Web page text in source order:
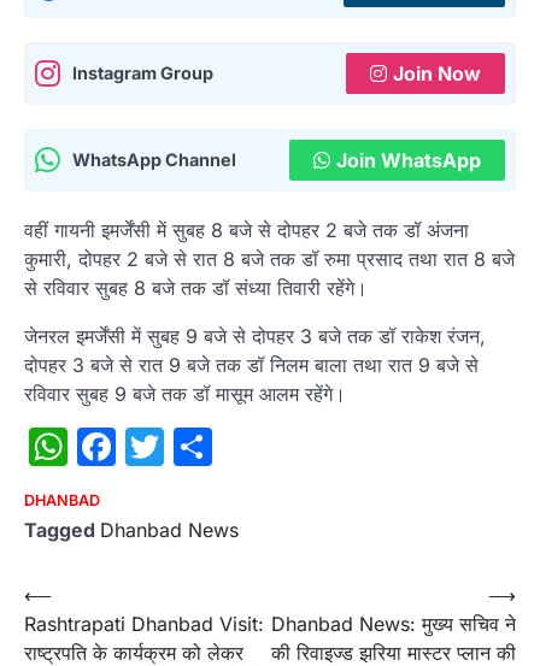
Instagram Group Join Now
WhatsApp Channel Join WhatsApp
वहीं गायनी इमर्जेंसी में सुबह 8 बजे से दोपहर 2 बजे तक डॉ अंजना
कुमारी, दोपहर 2 बजे से रात 8 बजे तक डॉ रुमा प्रसाद तथा रात 8 बजे
से रविवार सुबह 8 बजे तक डॉ संध्या तिवारी रहेंगे।
जेनरल इमर्जेंसी में सुबह 9 बजे से दोपहर 3 बजे तक डॉ राकेश रंजन,
दोपहर 3 बजे से रात 9 बजे तक डॉ निलम बाला तथा रात 9 बजे से
रविवार सुबह 9 बजे तक डॉ मासूम आलम रहेंगे।
WhatsApp
Facebook
Twitter
DHANBAD
Tagged Dhanbad News
Post
navigation
⟵
Rashtrapati Dhanbad Visit:
राष्ट्रपति के कार्यक्रम को लेकर
Dhanbad News: मुख्य सचिव ने
की रिवाइज्ड झरिया मास्टर प्लान की
⟶